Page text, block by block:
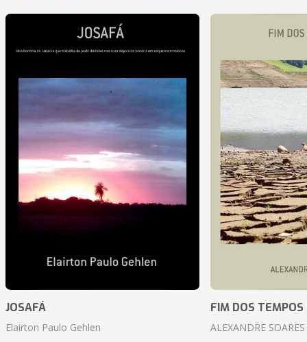
JOSAFÁ
Elairton Paulo Gehlen
FIM DOS TEMPOS
ALEXANDRE SOARES